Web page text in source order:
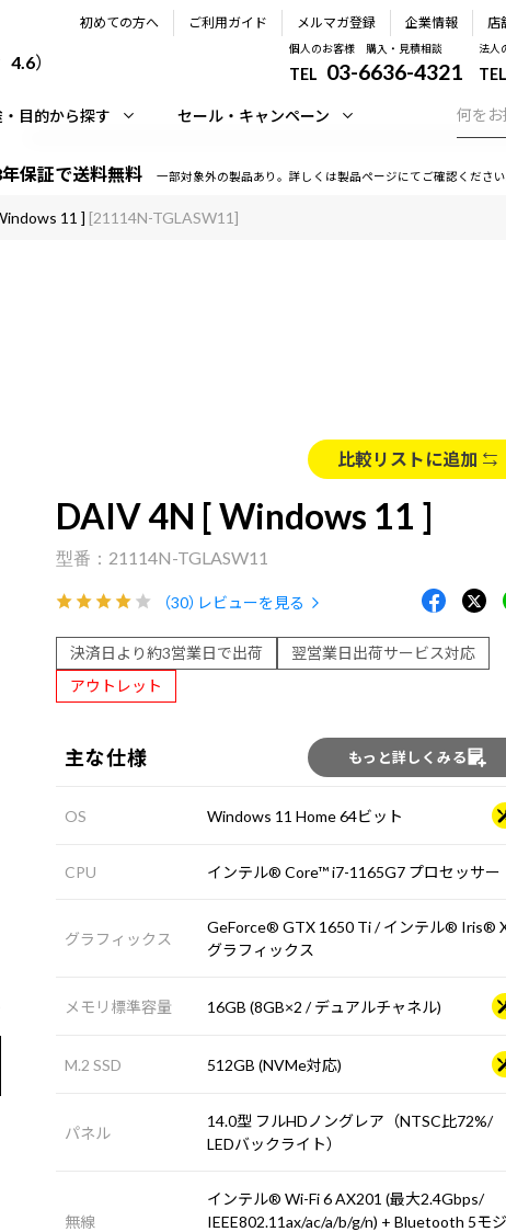
4.6）
初めての方へ ご利用ガイド メルマガ登録 企業情報 店
個人のお客様 購入・見積相談
TEL 03-6636-4321
法人
TEL
・目的から探す セール・キャンペーン
保証で送料無料 一部対象外の製品あり。詳しくは製品ページにてご確認ください
11 ] [21114N-TGLASW11]
比較リストに追加
DAIV 4N [ Windows 11 ]
21114N-TGLASW11
（30）レビューを見る
決済日より約3営業日で出荷
翌営業日出荷サービス対応
アウトレット
主な仕様 もっと詳しくみる
OS Windows 11 Home 64ビット
CPU インテル® Core™ i7-1165G7 プロセッサー
グラフィックス
GeForce® GTX 1650 Ti / インテル® Iris®
グラフィックス
メモリ標準容量 16GB (8GB×2 / デュアルチャネル)
M.2 SSD 512GB (NVMe対応)
パネル
14.0型 フルHDノングレア（NTSC比72%/
LEDバックライト）
無線
インテル® Wi-Fi 6 AX201 (最大2.4Gbps/
IEEE802.11ax/ac/a/b/g/n) + Bluetooth 5モジ